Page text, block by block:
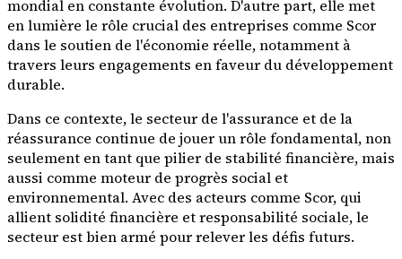
mondial en constante évolution. D'autre part, elle met
en lumière le rôle crucial des entreprises comme Scor
dans le soutien de l'économie réelle, notamment à
travers leurs engagements en faveur du développement
durable.
Dans ce contexte, le secteur de l'assurance et de la
réassurance continue de jouer un rôle fondamental, non
seulement en tant que pilier de stabilité financière, mais
aussi comme moteur de progrès social et
environnemental. Avec des acteurs comme Scor, qui
allient solidité financière et responsabilité sociale, le
secteur est bien armé pour relever les défis futurs.